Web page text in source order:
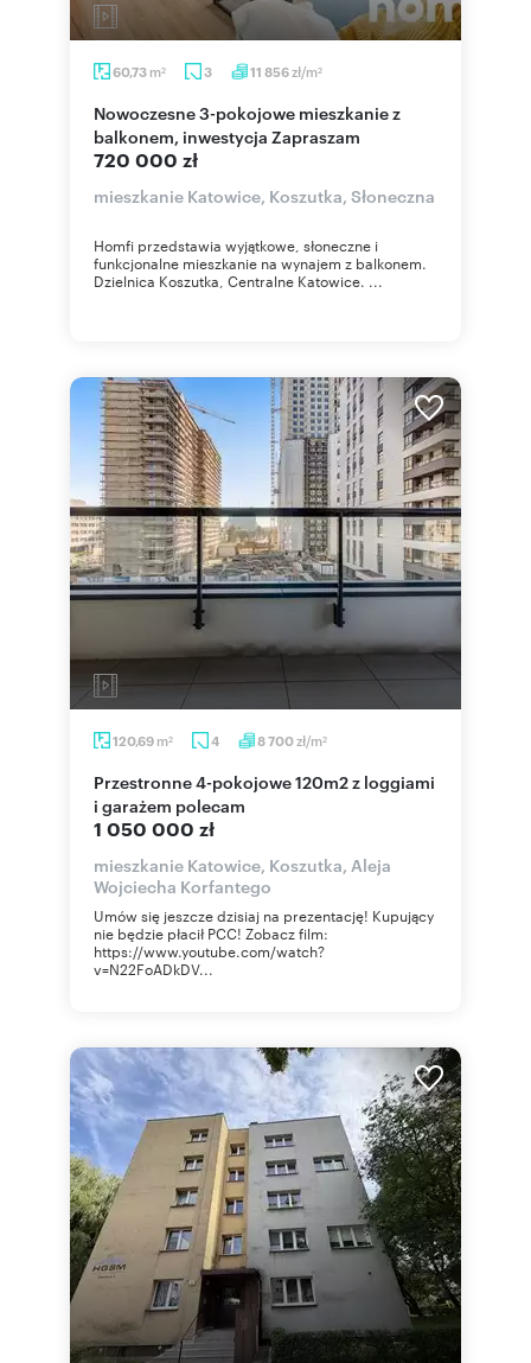
60,73 m2 3 11 856zł/m2
Nowoczesne 3-pokojowe mieszkanie z
balkonem, inwestycja Zapraszam
720 000 zł
mieszkanie Katowice, Koszutka, Słoneczna
Homfi przedstawia wyjątkowe, słoneczne i
funkcjonalne mieszkanie na wynajem z balkonem.
Dzielnica Koszutka, Centralne Katowice. ...
120,69 m2 4 8 700zł/m2
Przestronne 4-pokojowe 120m2 z loggiami
i garażem polecam
1 050 000 zł
mieszkanie Katowice, Koszutka, Aleja
Wojciecha Korfantego
Umów się jeszcze dzisiaj na prezentację! Kupujący
nie będzie płacił PCC! Zobacz film:
https://www.youtube.com/watch?
v=N22FoADkDV...